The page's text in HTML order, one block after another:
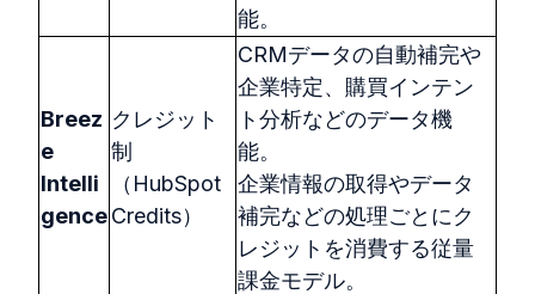
能。
Breez
e
Intelli
gence
クレジット
制
（HubSpot
Credits）
CRMデータの自動補完や
企業特定、購買インテン
ト分析などのデータ機
能。
企業情報の取得やデータ
補完などの処理ごとにク
レジットを消費する従量
課金モデル。